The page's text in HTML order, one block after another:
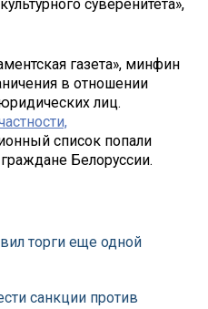
суверенитета»,
газета», минфин
в отношении
лиц.
список попали
Белоруссии.
торги еще одной
санкции против